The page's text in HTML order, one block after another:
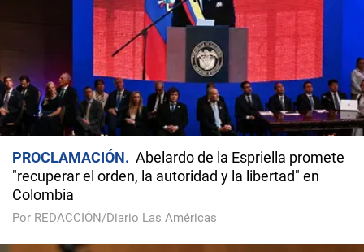
PROCLAMACIÓN
Abelardo de la Espriella promete
"recuperar el orden, la autoridad y la libertad" en
Colombia
Por REDACCIÓN/Diario Las Américas